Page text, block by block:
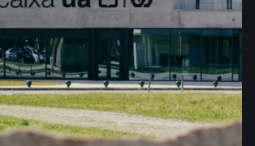
que pode ser difícil recensear
de pessoas e que uma
pode ser “condicionada”.